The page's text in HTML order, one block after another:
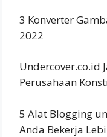
3 Konverter
2022
Undercover.co.id
Perusahaan
5 Alat Blogging
Anda Bekerja